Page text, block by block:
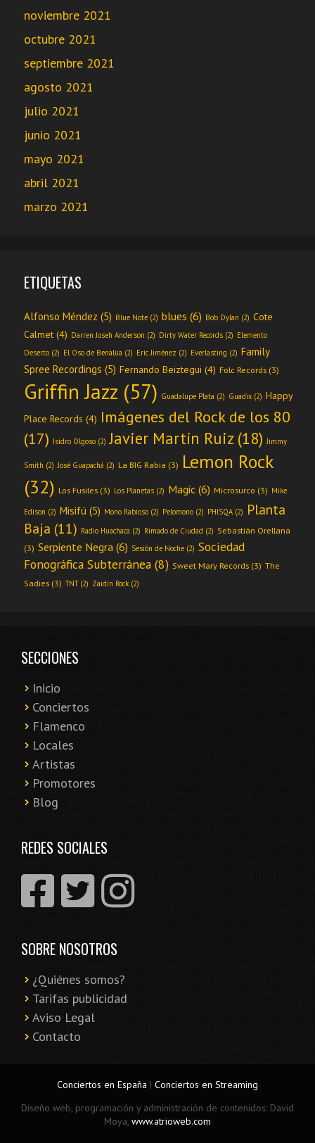
noviembre 2021
octubre 2021
septiembre 2021
agosto 2021
julio 2021
junio 2021
mayo 2021
abril 2021
marzo 2021
ETIQUETAS
Alfonso Méndez (5) Blue Note (2) blues (6) Bob Dylan (2) Cote
Calmet (4) Darren Joseh Anderson (2) Dirty Water Records (2) Elemento
Deserto (2) El Oso de Benalúa (2) Eric Jiménez (2) Everlasting (2) Family
Spree Recordings (5) Fernando Beiztegui (4) Folc Records (3)
Griffin Jazz (57) Guadalupe Plata (2) Guadix (2) Happy
Place Records (4) Imágenes del Rock de los 80
(17) Isidro Olgoso (2) Javier Martín Ruiz (18) Jimmy
Smith (2) José Guapachá (2) La BIG Rabia (3) Lemon Rock
(32) Los Fusiles (3) Los Planetas (2) Magic (6) Microsurco (3) Mike
Edison (2) Misifú (5) Mono Rabioso (2) Pelomono (2) PHISQA (2) Planta
Baja (11) Radio Huachaca (2) Rimado de Ciudad (2) Sebastián Orellana
(3) Serpiente Negra (6) Sesión de Noche (2) Sociedad
Fonográfica Subterránea (8) Sweet Mary Records (3) The
Sadies (3) TNT(2) Zaidín Rock (2)
SECCIONES
Inicio
Conciertos
Flamenco
Locales
Artistas
Promotores
Blog
REDES SOCIALES
SOBRE NOSOTROS
¿Quiénes somos?
Tarifas publicidad
Aviso Legal
Contacto
Conciertos en España | Conciertos en Streaming
Diseño web, programación y administración de contenidos: David
Moya, www.atrioweb.com